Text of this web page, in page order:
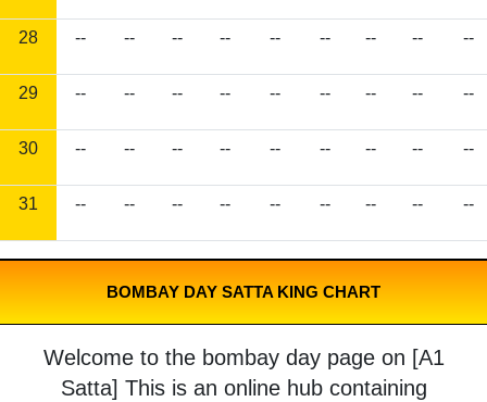
28 -- -- -- -- -- -- -- -- --
29 -- -- -- -- -- -- -- -- --
30 -- -- -- -- -- -- -- -- --
31 -- -- -- -- -- -- -- -- --
BOMBAY DAY SATTA KING CHART
Welcome to the bombay day page on [A1
Satta] This is an online hub containing